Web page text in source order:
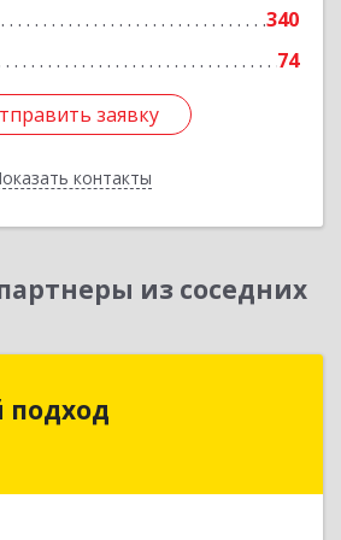
340
74
заявку
контакты
заявку
Назад
из соседних
обл, Владимир г, Ленина